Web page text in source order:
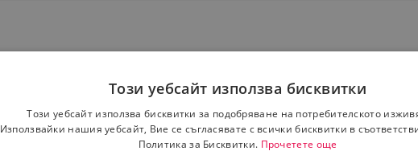
Този уебсайт използва бисквитки
Този уебсайт използва бисквитки за подобряване на потребителското
Използвайки нашия уебсайт, Вие се съгласявате с всички бисквитки в
Политика за Бисквитки. Прочетете още